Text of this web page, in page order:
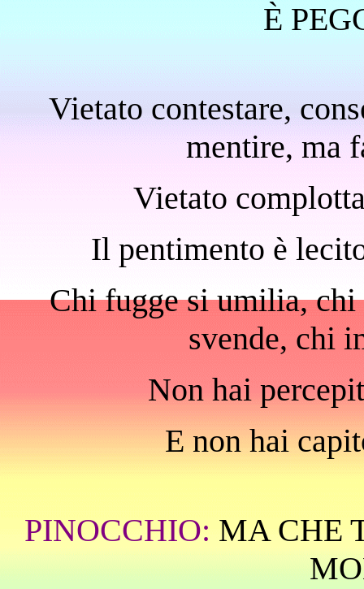
È
Vietato contestare,
mentire, ma
Vietato
Il pentimento è
Chi fugge si umilia,
svende, chi
Non hai
E non hai
PINOCCHIO: MA CHE